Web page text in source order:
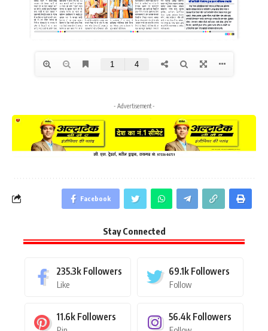
- Advertisement -
Facebook
Stay Connected
235.3k Followers
Like
69.1k Followers
Follow
11.6k Followers 56.4k Followers